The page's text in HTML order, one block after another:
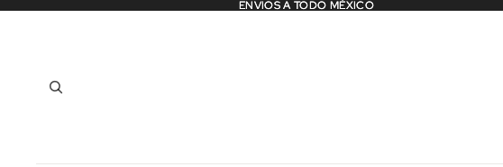
ENVIOS A TODO MÉXICO
ENVIOS A TODO MÉXICO